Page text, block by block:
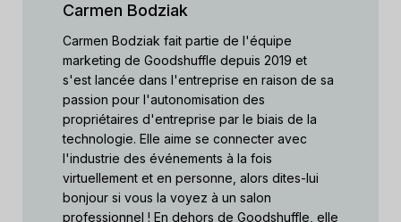
Carmen Bodziak
Carmen Bodziak fait partie de l'équipe
marketing de Goodshuffle depuis 2019 et
s'est lancée dans l'entreprise en raison de sa
passion pour l'autonomisation des
propriétaires d'entreprise par le biais de la
technologie. Elle aime se connecter avec
l'industrie des événements à la fois
virtuellement et en personne, alors dites-lui
bonjour si vous la voyez à un salon
professionnel ! En dehors de Goodshuffle, elle